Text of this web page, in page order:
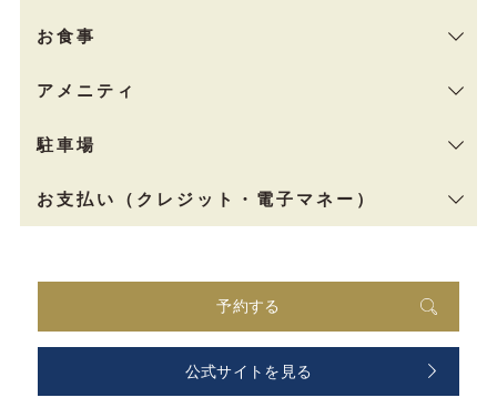
お食事
アメニティ
駐車場
お支払い（クレジット・電子マネー）
予約する
公式サイトを見る